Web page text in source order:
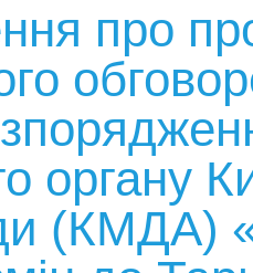
про
органу
(КМДА)